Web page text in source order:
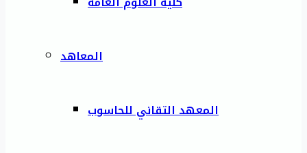
المعاهد
المعهد التقاني للحاسوب